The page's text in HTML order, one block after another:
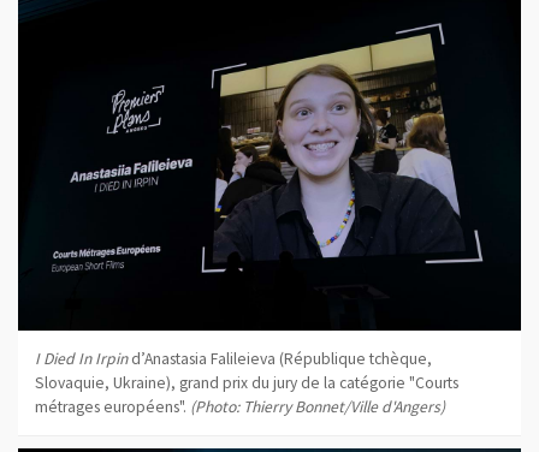
I Died In Irpind’Anastasia Falileieva (République tchèque,
Slovaquie, Ukraine), grand prix du jury de la catégorie "Courts
métrages européens". (Photo: Thierry Bonnet/Ville d'Angers)